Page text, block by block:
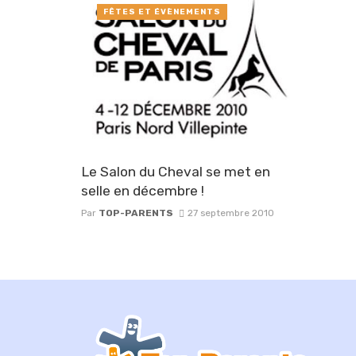
Le Salon du Cheval se met en
selle en décembre !
Par TOP-PARENTS 27 septembre 2010
FÊTES ET ÉVÈNEMENTS